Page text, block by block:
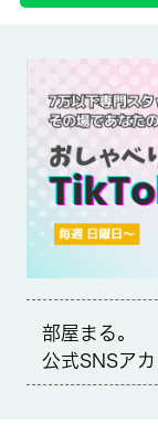
（初回保証料総賃
賃貸区分/契約
一般/2年
取引形態
備考
部屋まる。
公式SNSアカ